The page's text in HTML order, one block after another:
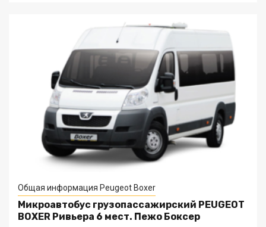
Общая информация Peugeot Boxer
Микроавтобус грузопассажирский PEUGEOT
BOXER Ривьера 6 мест. Пежо Боксер